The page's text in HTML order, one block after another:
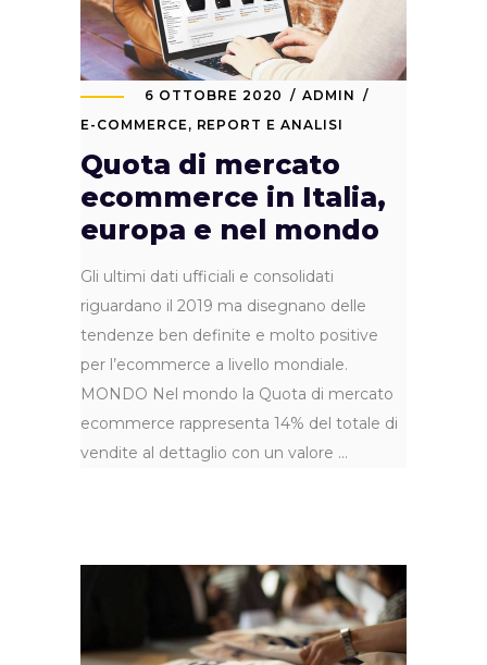
6 OTTOBRE 2020
ADMIN
E-COMMERCE, REPORT E ANALISI
Quota di mercato
ecommerce in Italia,
europa e nel mondo
Gli ultimi dati ufficiali e consolidati
riguardano il 2019 ma disegnano delle
tendenze ben definite e molto positive
per l’ecommerce a livello mondiale.
MONDO Nel mondo la Quota di mercato
ecommerce rappresenta 14% del totale di
vendite al dettaglio con un valore